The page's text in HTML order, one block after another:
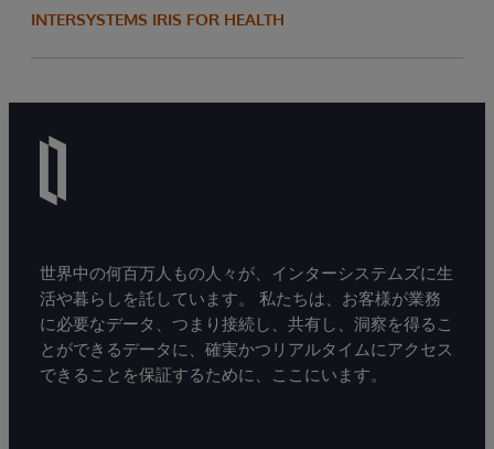
INTERSYSTEMS IRIS FOR HEALTH
世界中の何百万人もの人々が、インターシステムズに生
活や暮らしを託しています。 私たちは、お客様が業務
に必要なデータ、つまり接続し、共有し、洞察を得るこ
とができるデータに、確実かつリアルタイムにアクセス
できることを保証するために、ここにいます。